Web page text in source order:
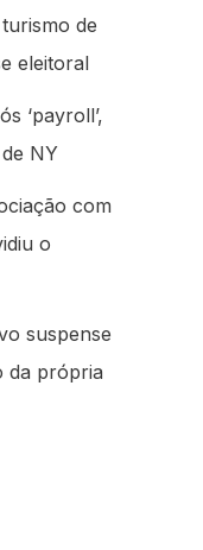
de
eleitoral
‘payroll’,
NY
com
o
suspense
da própria